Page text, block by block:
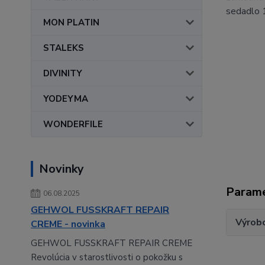
MON PLATIN
STALEKS
DIVINITY
YODEYMA
WONDERFILE
Novinky
06.08.2025
GEHWOL FUSSKRAFT REPAIR
CREME - novinka
GEHWOL FUSSKRAFT REPAIR CREME
Revolúcia v starostlivosti o pokožku s
sedadlo